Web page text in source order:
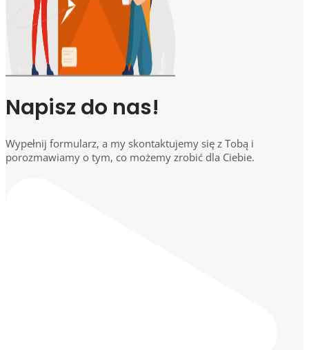
Napisz do nas!
Wypełnij formularz, a my skontaktujemy się z Tobą i
porozmawiamy o tym, co możemy zrobić dla Ciebie.